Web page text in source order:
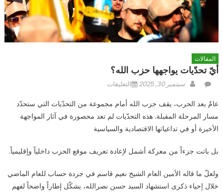
المقالات
أيّ تحدّيات يواجهها حزب الله؟
Posted
سبتمبر 30, 2025Author التعليقاتعلى
تحدّيات
يواجهها
حزب
مغلقة
عامٌ بعد الحرب، يقف حزب الله أمام مجموعة من التحدّيات التي ستحدّد
مسار المرحلة المقبلة. هذه التحدّيات لم تعد محصورة في آثار المواجهة
الأخيرة أو في تداعياتها الاقتصادية والسياسية
بل باتت جزءاً من معركة أشمل لإعادة تعريف موقع الحزب داخلياً وإقليمياً.
ولعلّ ما قاله الأمين العام الشيخ نعيم قاسم في جردة حساب للعام الماضي
خلال إحياء ذكرى استشهاد السيد حسن نصرالله، يشكّل إطاراً واضحاً لفهم